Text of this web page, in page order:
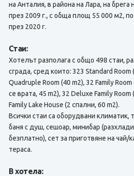
на Анталия, в района на Лара, на
през 2009 г., с обща площ 55 000 м2,
през 2020 г.
Стаи:
Хотелът разполага с общо 498 стаи,
сграда, сред които: 323 Standard Room
Quadruple Room (40 m2), 32 Family
се врата, 45 m2), 32 Deluxe Family Room
Family Lake House (2 спални, 60 m2).
Всички стаи са оборудвани климатик,
баня с душ, сешоар, минибар
безплатно), сет за приготвяне на чай/
тераса.
В хотела: